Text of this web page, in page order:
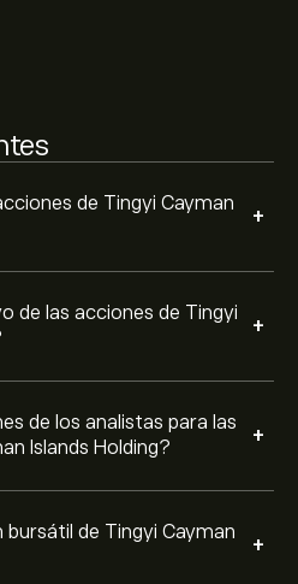
de Tingyi Cayman
+
de las acciones de Tingyi
+
de los analistas para las
Islands Holding?
+
las previsiones más
evolución futura de los
bursátil de Tingyi Cayman
+